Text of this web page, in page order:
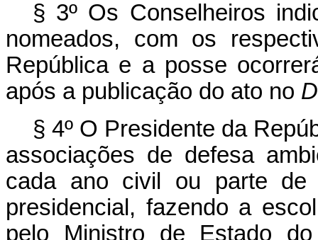
§ 3º Os Conselheiros
nomeados, com os
República e a posse
após a publicação do ato no
§ 4º O Presidente da
associações de defesa
cada ano civil ou parte
presidencial, fazendo a
pelo Ministro de Estado